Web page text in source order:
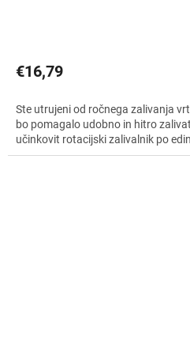
€16,79
Ste utrujeni od ročnega zalivanja
bo pomagalo udobno in hitro
učinkovit rotacijski zalivalnik po